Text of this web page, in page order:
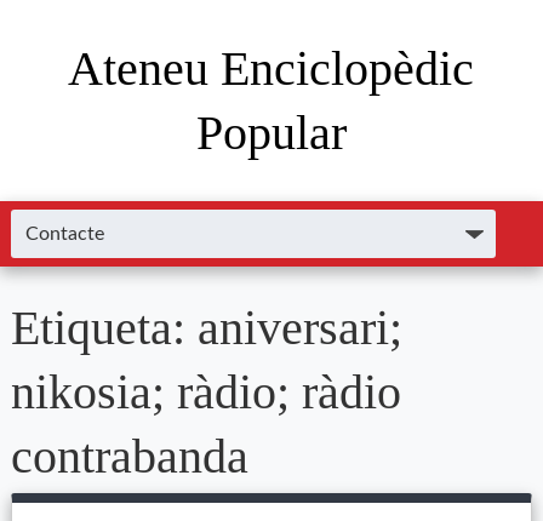
Ateneu Enciclopèdic
Popular
Etiqueta: aniversari;
nikosia; ràdio; ràdio
contrabanda